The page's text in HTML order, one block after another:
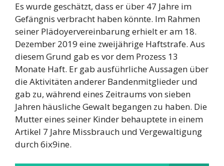
Es wurde geschätzt, dass er über 47 Jahre im
Gefängnis verbracht haben könnte. Im Rahmen
seiner Plädoyervereinbarung erhielt er am 18.
Dezember 2019 eine zweijährige Haftstrafe. Aus
diesem Grund gab es vor dem Prozess 13
Monate Haft. Er gab ausführliche Aussagen über
die Aktivitäten anderer Bandenmitglieder und
gab zu, während eines Zeitraums von sieben
Jahren häusliche Gewalt begangen zu haben. Die
Mutter eines seiner Kinder behauptete in einem
Artikel 7 Jahre Missbrauch und Vergewaltigung
durch 6ix9ine.